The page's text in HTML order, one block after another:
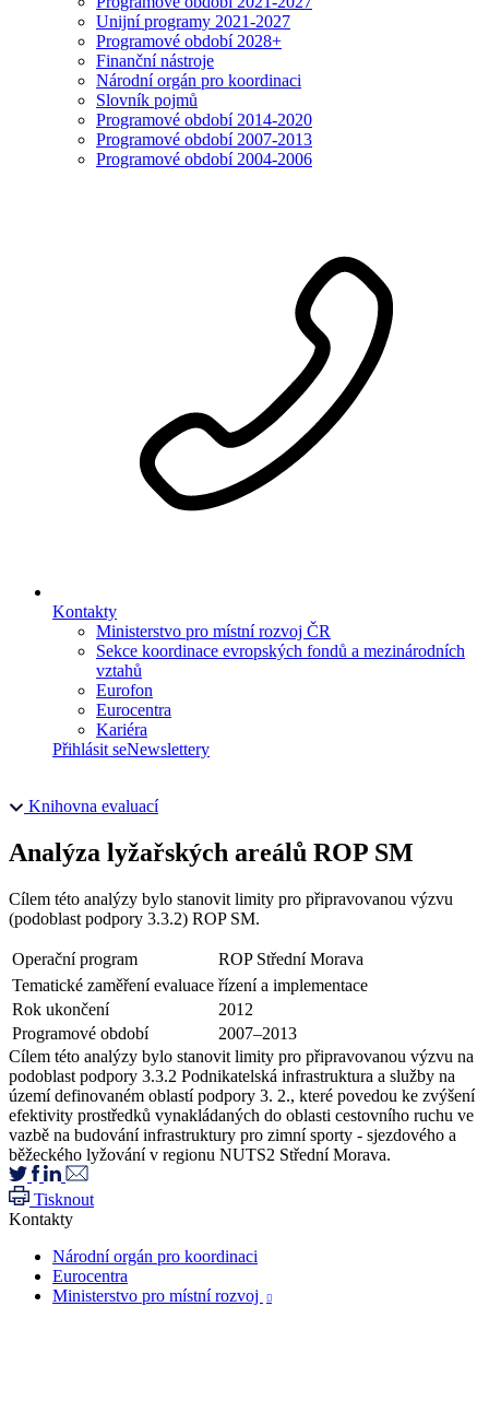
Unijní programy 2021-2027
Programové období 2028+
Finanční nástroje
Národní orgán pro koordinaci
Slovník pojmů
Programové období 2014-2020
Programové období 2007-2013
Programové období 2004-2006
Kontakty
Ministerstvo pro místní rozvoj ČR
Sekce koordinace evropských fondů a mezinárodních
vztahů
Eurofon
Eurocentra
Kariéra
Přihlásit seNewslettery
Knihovna evaluací
Analýza lyžařských areálů ROP SM
Cílem této analýzy bylo stanovit limity pro připravovanou výzvu
(podoblast podpory 3.3.2) ROP SM.
Operační program
ROP Střední Morava
Tematické zaměření evaluace řízení a implementace
Rok ukončení
2012
Programové období
2007–2013
Cílem této analýzy bylo stanovit limity pro připravovanou výzvu na
podoblast podpory 3.3.2 Podnikatelská infrastruktura a služby na
území definovaném oblastí podpory 3. 2., které povedou ke zvýšení
efektivity prostředků vynakládaných do oblasti cestovního ruchu ve
vazbě na budování infrastruktury pro zimní sporty - sjezdového a
běžeckého lyžování v regionu NUTS2 Střední Morava.
Tisknout
Kontakty
Národní orgán pro koordinaci
Eurocentra
Ministerstvo pro místní rozvoj
